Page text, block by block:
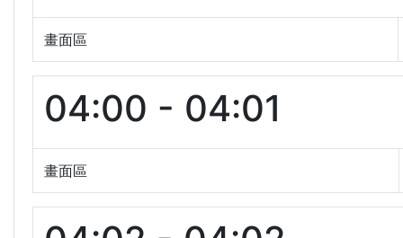
畫面區
04:00 - 04:01
畫面區